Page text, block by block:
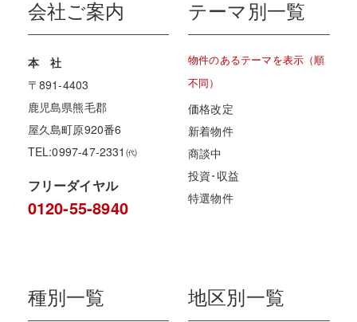
会社ご案内
本 社
〒891-4403
鹿児島県熊毛郡
屋久島町原920番6
TEL:0997-47-2331㈹
フリーダイヤル
0120-55-8940
テーマ別一覧
物件のあるテーマを表示（順
不同）
価格改定
新着物件
商談中
投資･収益
特選物件
種別一覧 地区別一覧